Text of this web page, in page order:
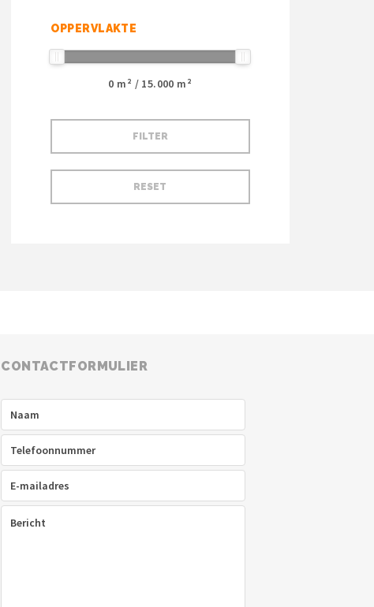
OPPERVLAKTE
0 m² / 15.000 m²
CONTACTFORMULIER
Telefoon
mailadres(Vereist)